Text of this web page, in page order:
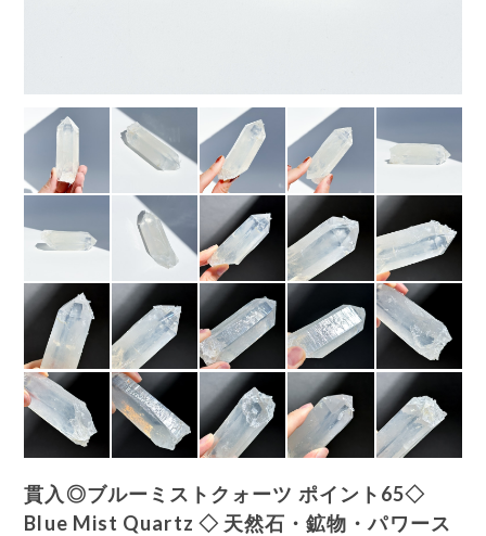
貫入◎ブルーミストクォーツ ポイント65◇
Blue Mist Quartz ◇ 天然石・鉱物・パワース